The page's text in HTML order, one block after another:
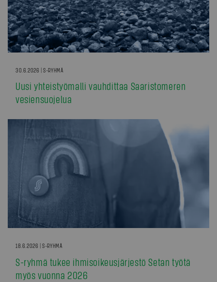
30.6.2026 | S-RYHMÄ
Uusi yhteistyömalli vauhdittaa Saaristomeren
vesiensuojelua
18.6.2026 | S-RYHMÄ
S-ryhmä tukee ihmisoikeusjärjestö Setan työtä
myös vuonna 2026